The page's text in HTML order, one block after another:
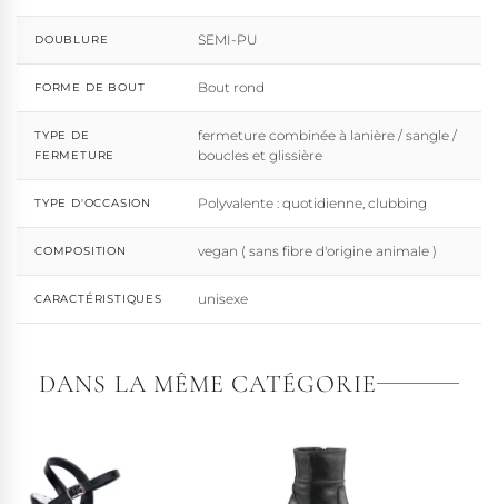
DOUBLURE SEMI-PU
FORME DE BOUT Bout rond
TYPE DE
FERMETURE
fermeture combinée à lanière / sangle /
boucles et glissière
TYPE D'OCCASION Polyvalente : quotidienne, clubbing
COMPOSITION vegan ( sans fibre d'origine animale )
CARACTÉRISTIQUES unisexe
DANS LA MÊME CATÉGORIE